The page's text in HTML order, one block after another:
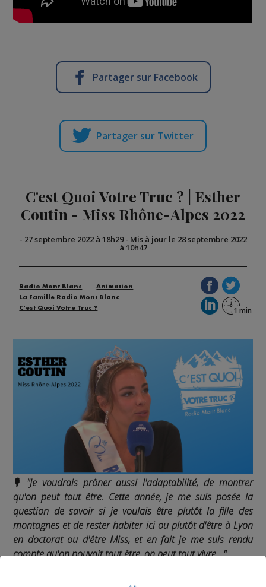
Partager sur Facebook
Partager sur Twitter
C'est Quoi Votre Truc ? | Esther
Coutin - Miss Rhône-Alpes 2022
- 27 septembre 2022 à 18h29- Mis à jour le 28 septembre 2022
à 10h47
Radio Mont Blanc
Animation
La Famille Radio Mont Blanc
C'est Quoi Votre Truc ?
🎙️ "Je voudrais prôner aussi l'adaptabilité, de montrer
qu'on peut tout être. Cette année, je me suis posée la
question de savoir si je voulais être plutôt la fille des
montagnes et de rester habiter ici ou plutôt d'être à Lyon
en doctorat ou d'être Miss, et en fait je me suis rendu
compte qu'on pouvait tout être, on peut tout vivre..."
Esther Coutin - Miss Rhône-Alpes 2022